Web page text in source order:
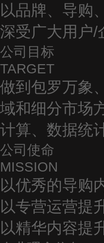
以品牌、导购
深受广大用户/
公司目标
TARGET
做到包罗万象
域和细分市场
计算、数据统
公司使命
MISSION
以优秀的导购
以专营运营提
以精华内容提